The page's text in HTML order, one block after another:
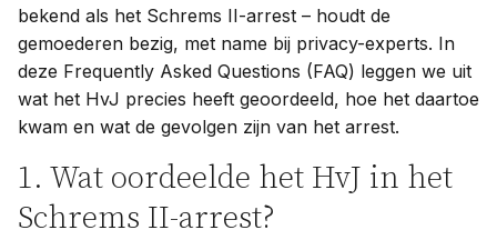
bekend als het Schrems II-arrest – houdt de
gemoederen bezig, met name bij privacy-experts. In
deze Frequently Asked Questions (FAQ) leggen we uit
wat het HvJ precies heeft geoordeeld, hoe het daartoe
kwam en wat de gevolgen zijn van het arrest.
1. Wat oordeelde het HvJ in het
Schrems II-arrest?